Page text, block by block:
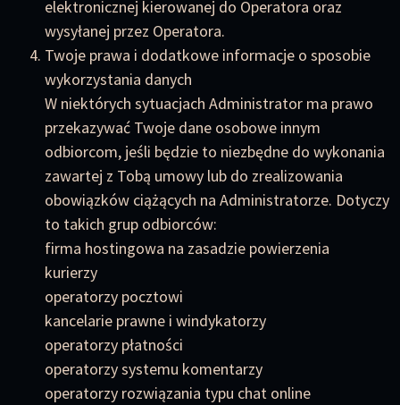
elektronicznej kierowanej do Operatora oraz
wysyłanej przez Operatora.
Twoje prawa i dodatkowe informacje o sposobie
wykorzystania danych
W niektórych sytuacjach Administrator ma prawo
przekazywać Twoje dane osobowe innym
odbiorcom, jeśli będzie to niezbędne do wykonania
zawartej z Tobą umowy lub do zrealizowania
obowiązków ciążących na Administratorze. Dotyczy
to takich grup odbiorców:
firma hostingowa na zasadzie powierzenia
kurierzy
operatorzy pocztowi
kancelarie prawne i windykatorzy
operatorzy płatności
operatorzy systemu komentarzy
operatorzy rozwiązania typu chat online